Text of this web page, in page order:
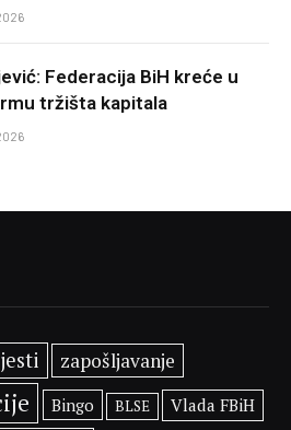
Federacija BiH kreće u
tržišta kapitala
zapošljavanje
Bingo BLSE Vlada FBiH